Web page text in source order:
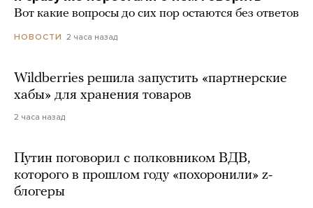
Вот какие вопросы до сих пор остаются без ответов
НОВОСТИ 2 часа назад
Wildberries решила запустить «партнерские
хабы» для хранения товаров
2 часа назад
Путин поговорил с полковником ВДВ,
которого в прошлом году «похоронили» z-
блогеры